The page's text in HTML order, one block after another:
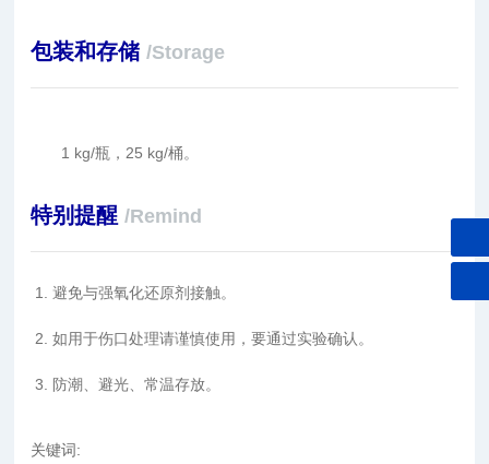
包装和存储/Storage
1 kg/瓶，25 kg/桶。
特别提醒/Remind
避免与强氧化还原剂接触。
如用于伤口处理请谨慎使用，要通过实验确认。
防潮、避光、常温存放。
关键词: